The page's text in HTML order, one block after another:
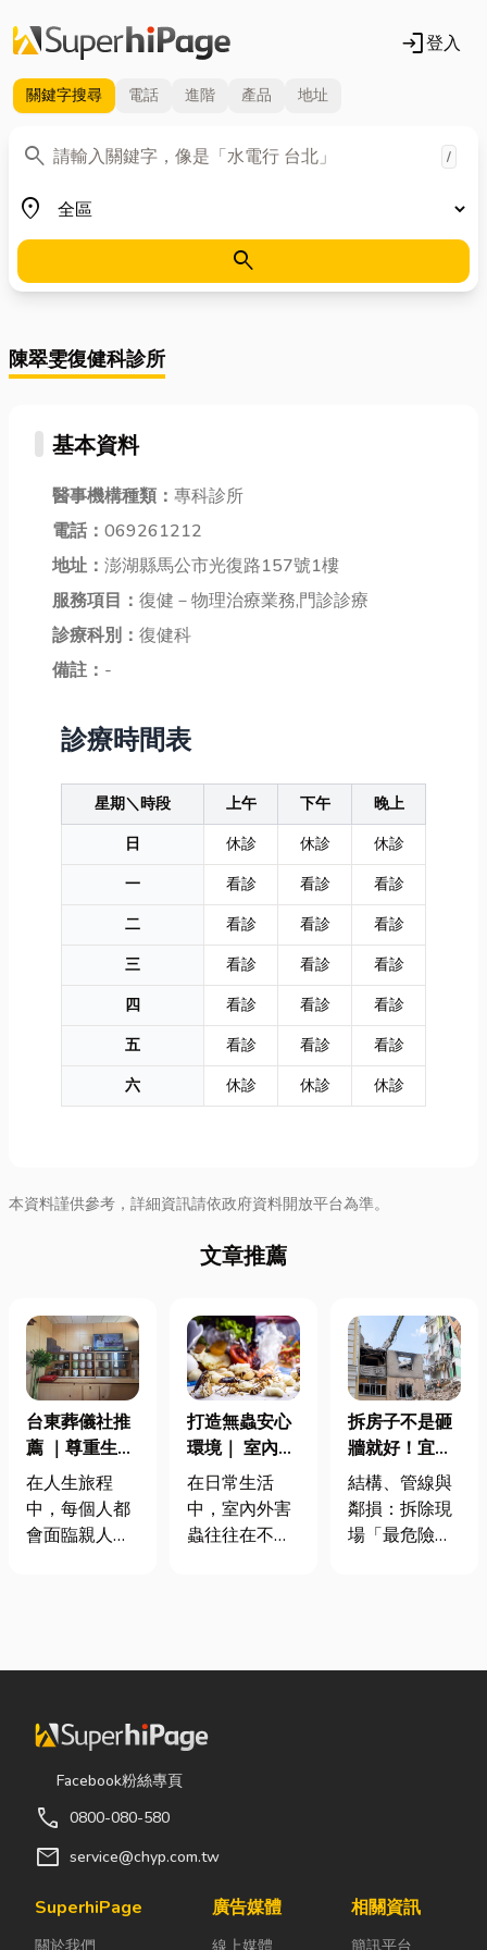
login登入
關鍵字搜尋 電話 進階 產品 地址
search
關鍵字 /
place
地區
search
陳翠雯復健科診所
基本資料
醫事機構種類： 專科診所
電話： 069261212
地址： 澎湖縣馬公市光復路157號1樓
服務項目： 復健－物理治療業務,門診診療
診療科別： 復健科
備註： -
診療時間表
星期＼時段 上午 下午
晚上
日
休診 休診
休診
一
看診 看診
看診
二
看診 看診
看診
三
看診 看診
看診
四
看診 看診
看診
五
看診 看診
看診
六
休診 休診 休診
本資料謹供參考，詳細資訊請依政府資料開放平台為準。
文章推薦
台東葬儀社推
薦 ｜尊重生
命、貼心陪伴
每一段告別
在人生旅程
中，每個人都
會面臨親人離
儀社，不只是
式，更是讓家
屬在艱難時刻
獲得專業協助
從遺體接運、
禮儀規劃、告
後續的行政協
打造無蟲安心
環境｜ 室內外
害蟲防治全攻
略
在日常生活
中，室內外害
蟲往往在不知
渣或積水，容
食；陽台、庭
床。潮濕陰暗
吸引白蟻、蛾
拆房子不是砸
牆就好！宜蘭
裝潢拆除、水
泥切割施工前
必看的避坑指
結構、管線與
鄰損：拆除現
場「最危險的
混亂的環境
陷： 這是老屋
Facebook粉絲專頁
call 0800-080-580
mail service@chyp.com.tw
SuperhiPage
關於我們
廣告媒體
線上媒體
相關資訊
簡訊平台